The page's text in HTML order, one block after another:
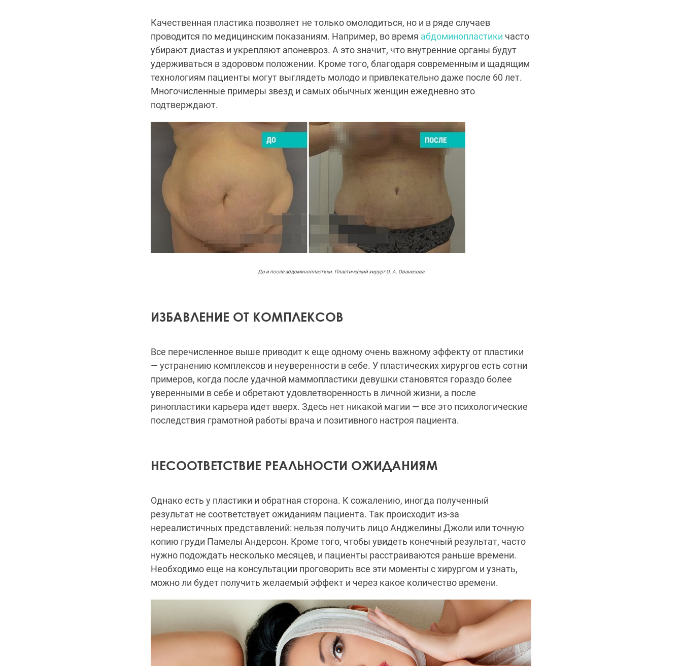
Качественная пластика позволяет не только омолодиться, но и в ряде случаев
проводится по медицинским показаниям. Например, во время абдоминопластики часто
убирают диастаз и укрепляют апоневроз. А это значит, что внутренние органы будут
удерживаться в здоровом положении. Кроме того, благодаря современным и щадящим
технологиям пациенты могут выглядеть молодо и привлекательно даже после 60 лет.
Многочисленные примеры звезд и самых обычных женщин ежедневно это
подтверждают.
До и после абдоминопластики. Пластический хирург О. А. Ованесова
ИЗБАВЛЕНИЕ ОТ КОМПЛЕКСОВ
Все перечисленное выше приводит к еще одному очень важному эффекту от пластики
— устранению комплексов и неуверенности в себе. У пластических хирургов есть сотни
примеров, когда после удачной маммопластики девушки становятся гораздо более
уверенными в себе и обретают удовлетворенность в личной жизни, а после
ринопластики карьера идет вверх. Здесь нет никакой магии — все это психологические
последствия грамотной работы врача и позитивного настроя пациента.
НЕСООТВЕТСТВИЕ РЕАЛЬНОСТИ ОЖИДАНИЯМ
Однако есть у пластики и обратная сторона. К сожалению, иногда полученный
результат не соответствует ожиданиям пациента. Так происходит из-за
нереалистичных представлений: нельзя получить лицо Анджелины Джоли или точную
копию груди Памелы Андерсон. Кроме того, чтобы увидеть конечный результат, часто
нужно подождать несколько месяцев, и пациенты расстраиваются раньше времени.
Необходимо еще на консультации проговорить все эти моменты с хирургом и узнать,
можно ли будет получить желаемый эффект и через какое количество времени.